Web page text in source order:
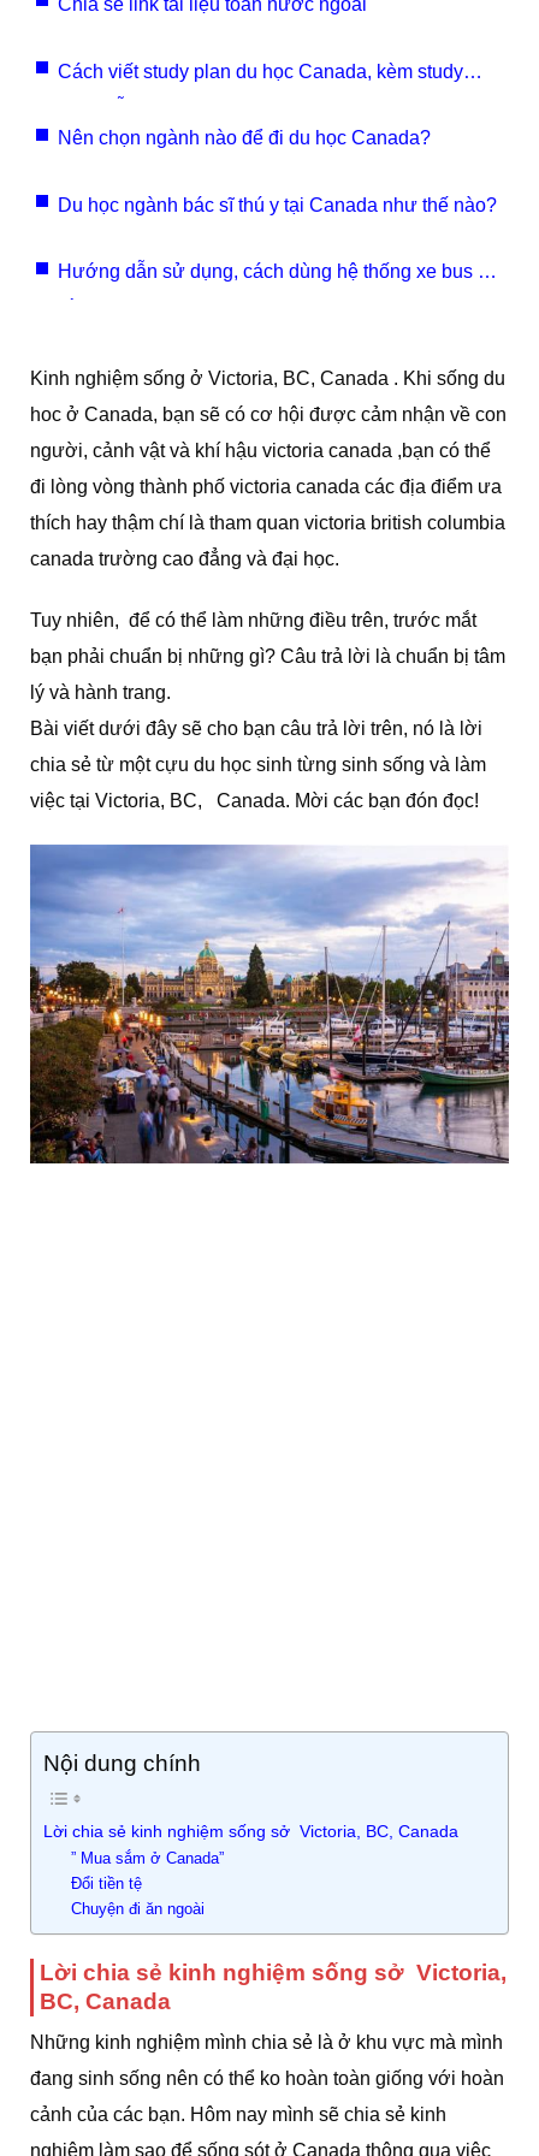
Chia sẻ link tài liệu toán nước ngoài
Cách viết study plan du học Canada, kèm study
Nên chọn ngành nào để đi du học Canada?
Du học ngành bác sĩ thú y tại Canada như thế nào?
Hướng dẫn sử dụng, cách dùng hệ thống xe bus ở
Kinh nghiệm sống ở Victoria, BC, Canada . Khi sống du
hoc ở Canada, bạn sẽ có cơ hội được cảm nhận về con
người, cảnh vật và khí hậu victoria canada ,bạn có thể
đi lòng vòng thành phố victoria canada các địa điểm ưa
thích hay thậm chí là tham quan victoria british columbia
canada trường cao đẳng và đại học.
Tuy nhiên, để có thể làm những điều trên, trước mắt
bạn phải chuẩn bị những gì? Câu trả lời là chuẩn bị tâm
lý và hành trang.
Bài viết dưới đây sẽ cho bạn câu trả lời trên, nó là lời
chia sẻ từ một cựu du học sinh từng sinh sống và làm
việc tại Victoria, BC, Canada. Mời các bạn đón đọc!
Nội dung chính
Lời chia sẻ kinh nghiệm sống sở Victoria, BC, Canada
” Mua sắm ở Canada”
Đổi tiền tệ
Chuyện đi ăn ngoài
Lời chia sẻ kinh nghiệm sống sở Victoria,
BC, Canada
Những kinh nghiệm mình chia sẻ là ở khu vực mà mình
đang sinh sống nên có thể ko hoàn toàn giống với hoàn
cảnh của các bạn. Hôm nay mình sẽ chia sẻ kinh
nghiệm làm sao để sống sót ở Canada thông qua việc